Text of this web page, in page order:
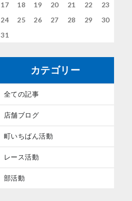
17
18 19 20 21 22
23
24
25 26 27 28 29
30
31
カテゴリー
全ての記事
店舗ブログ
町いちばん活動
レース活動
部活動